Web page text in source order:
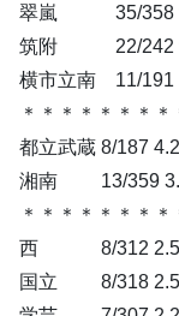
翠嵐 35/358
筑附 22/242
横市立南 11/191
＊＊＊＊＊＊＊
都立武蔵 8/187
湘南 13/359
＊＊＊＊＊＊＊
西 8/312
国立 8/318